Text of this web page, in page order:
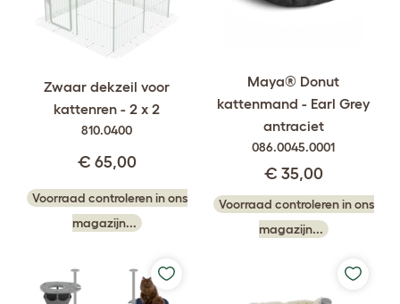
Zwaar dekzeil voor
kattenren - 2 x 2
810.0400
€ 65,00
Voorraad controleren in ons
magazijn...
Maya® Donut
kattenmand - Earl Grey
antraciet
086.0045.0001
€ 35,00
Voorraad controleren in ons
magazijn...